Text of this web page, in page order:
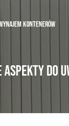
KONTENERÓW
DO